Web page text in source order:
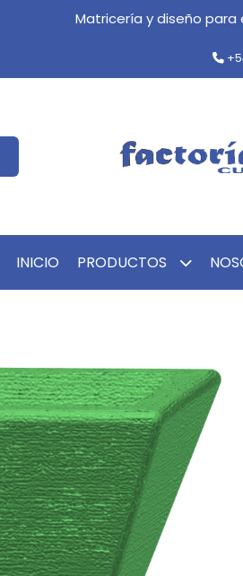
Matricería y diseño
INICIO PRODUCTOS